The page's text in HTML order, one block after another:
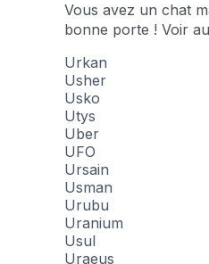
Vous avez un chat
bonne porte ! Voir
Urkan
Usher
Usko
Utys
Uber
UFO
Ursain
Usman
Urubu
Uranium
Usul
Uraeus